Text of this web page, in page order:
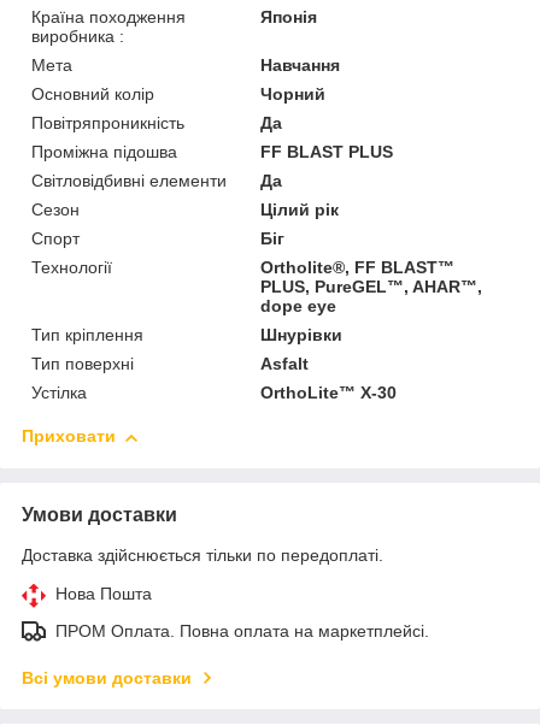
Країна походження
виробника :
Японія
Мета
Навчання
Основний колір
Чорний
Повітряпроникність
Да
Проміжна підошва
FF BLAST PLUS
Світловідбивні елементи
Да
Сезон
Цілий рік
Спорт
Біг
Технології
Ortholite®, FF BLAST™
PLUS, PureGEL™, AHAR™,
dope eye
Тип кріплення
Шнурівки
Тип поверхні
Asfalt
Устілка
OrthoLite™ X-30
Приховати
Умови доставки
Доставка здійснюється тільки по передоплаті.
Нова Пошта
ПРОМ Оплата. Повна оплата на маркетплейсі.
Всі умови доставки